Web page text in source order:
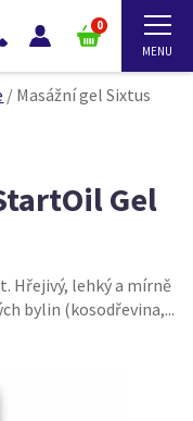
0
/ Masážní gel Sixtus
Gel
Hřejivý, lehký a mírně
bylin (kosodřevina,...